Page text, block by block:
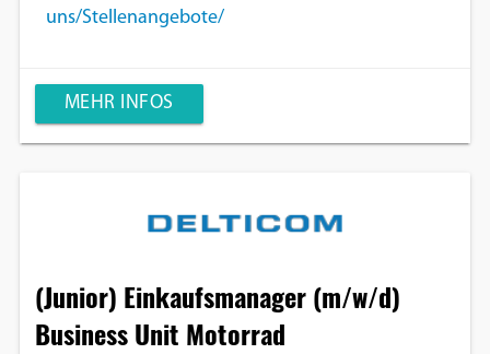
uns/Stellenangebote/
MEHR INFOS
(Junior) Einkaufsmanager (m/w/d)
Business Unit Motorrad